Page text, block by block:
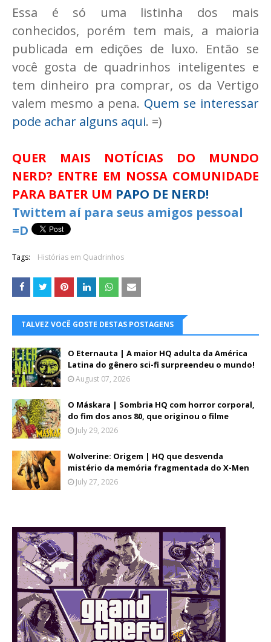
Essa é só uma listinha dos mais
conhecidos, porém tem mais, a maioria
publicada em edições de luxo. Então se
você gosta de quadrinhos inteligentes e
tem dinheiro pra comprar, os da Vertigo
valem mesmo a pena. Quem se interessar
pode achar alguns aqui. =)
QUER MAIS NOTÍCIAS DO MUNDO
NERD? ENTRE EM NOSSA COMUNIDADE
PARA BATER UM PAPO DE NERD!
Twittem aí para seus amigos pessoal
=D
Tags: Histórias em Quadrinhos
TALVEZ VOCÊ GOSTE DESTAS POSTAGENS
O Eternauta | A maior HQ adulta da América
Latina do gênero sci-fi surpreendeu o mundo!
August 07, 2026
O Máskara | Sombria HQ com horror corporal,
do fim dos anos 80, que originou o filme
July 29, 2026
Wolverine: Origem | HQ que desvenda
mistério da memória fragmentada do X-Men
July 27, 2026